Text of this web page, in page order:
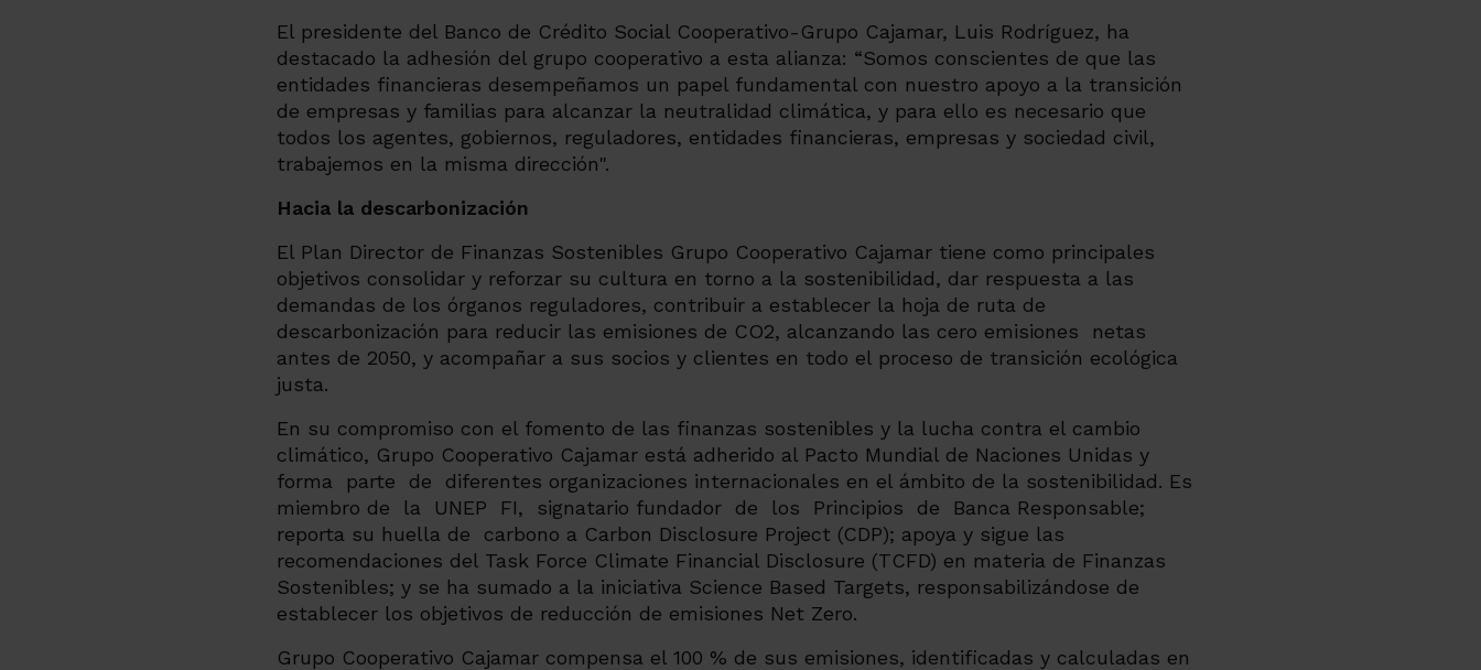
El presidente del Banco de Crédito Social Cooperativo-Grupo Cajamar, Luis Rodríguez, ha
destacado la adhesión del grupo cooperativo a esta alianza: “Somos conscientes de que las
entidades financieras desempeñamos un papel fundamental con nuestro apoyo a la transición
de empresas y familias para alcanzar la neutralidad climática, y para ello es necesario que
todos los agentes, gobiernos, reguladores, entidades financieras, empresas y sociedad civil,
trabajemos en la misma dirección".
Hacia la descarbonización
El Plan Director de Finanzas Sostenibles Grupo Cooperativo Cajamar tiene como principales
objetivos consolidar y reforzar su cultura en torno a la sostenibilidad, dar respuesta a las
demandas de los órganos reguladores, contribuir a establecer la hoja de ruta de
descarbonización para reducir las emisiones de CO2, alcanzando las cero emisiones netas
antes de 2050, y acompañar a sus socios y clientes en todo el proceso de transición ecológica
justa.
En su compromiso con el fomento de las finanzas sostenibles y la lucha contra el cambio
climático, Grupo Cooperativo Cajamar está adherido al Pacto Mundial de Naciones Unidas y
forma parte de diferentes organizaciones internacionales en el ámbito de la sostenibilidad. Es
miembro de la UNEP FI, signatario fundador de los Principios de Banca Responsable;
reporta su huella de carbono a Carbon Disclosure Project (CDP); apoya y sigue las
recomendaciones del Task Force Climate Financial Disclosure (TCFD) en materia de Finanzas
Sostenibles; y se ha sumado a la iniciativa Science Based Targets, responsabilizándose de
establecer los objetivos de reducción de emisiones Net Zero.
Grupo Cooperativo Cajamar compensa el 100 % de sus emisiones, identificadas y calculadas en